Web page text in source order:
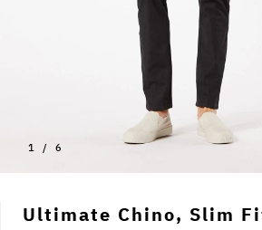
1 / 6
Ultimate Chino, Slim